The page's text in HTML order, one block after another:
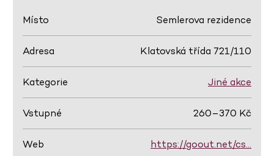
Místo Semlerova rezidence
Adresa Klatovská třída 721/110
Kategorie Jiné akce
Vstupné 260–370 Kč
Web https://goout.net/cs…